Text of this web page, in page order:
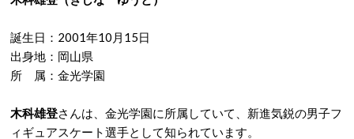
誕生日：2001年10月15日
出身地：岡山県
所 属：金光学園
木科雄登さんは、金光学園に所属していて、新進気鋭の男子フ
ィギュアスケート選手として知られています。